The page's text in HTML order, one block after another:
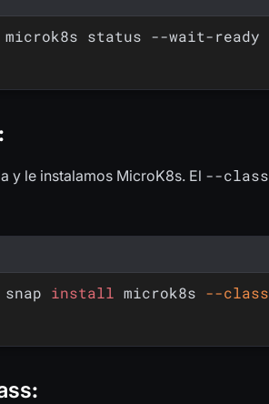
:
y le instalamos MicroK8s. El --
snap install microk8s --
: